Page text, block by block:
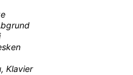
Klavier